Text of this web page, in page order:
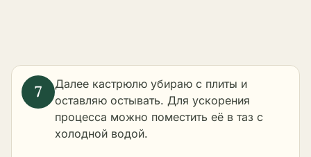
Далее кастрюлю убираю с плиты и
оставляю остывать. Для ускорения
процесса можно поместить её в таз с
холодной водой.